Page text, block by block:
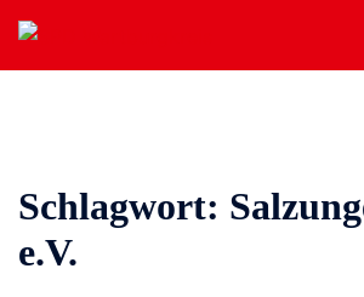
Zum
Inhalt
springen
Schlagwort:
e.V.